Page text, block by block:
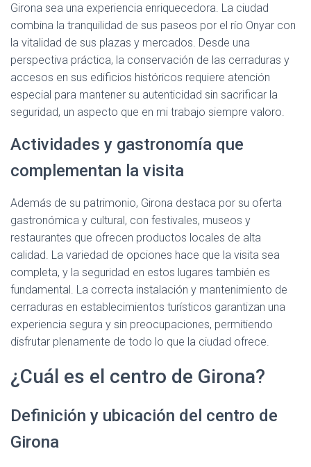
Girona sea una experiencia enriquecedora. La ciudad
combina la tranquilidad de sus paseos por el río Onyar con
la vitalidad de sus plazas y mercados. Desde una
perspectiva práctica, la conservación de las cerraduras y
accesos en sus edificios históricos requiere atención
especial para mantener su autenticidad sin sacrificar la
seguridad, un aspecto que en mi trabajo siempre valoro.
Actividades y gastronomía que
complementan la visita
Además de su patrimonio, Girona destaca por su oferta
gastronómica y cultural, con festivales, museos y
restaurantes que ofrecen productos locales de alta
calidad. La variedad de opciones hace que la visita sea
completa, y la seguridad en estos lugares también es
fundamental. La correcta instalación y mantenimiento de
cerraduras en establecimientos turísticos garantizan una
experiencia segura y sin preocupaciones, permitiendo
disfrutar plenamente de todo lo que la ciudad ofrece.
¿Cuál es el centro de Girona?
Definición y ubicación del centro de
Girona